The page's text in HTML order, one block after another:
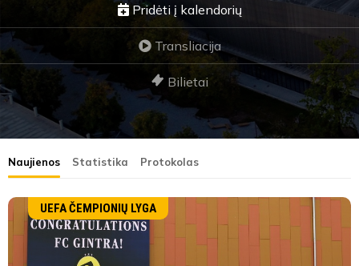
Pridėti į kalendorių
Transliacija
Bilietai
Naujienos Statistika Protokolas
UEFA ČEMPIONIŲ LYGA